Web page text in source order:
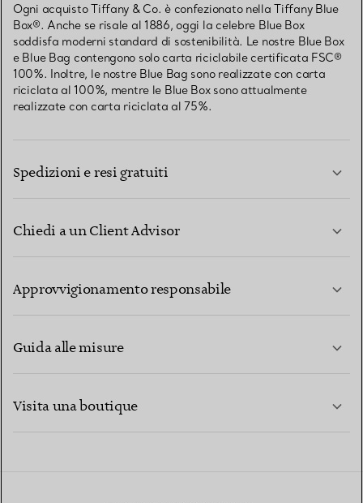
Ogni acquisto Tiffany & Co. è confezionato nella Tiffany Blue
Box®. Anche se risale al 1886, oggi la celebre Blue Box
soddisfa moderni standard di sostenibilità. Le nostre Blue Box
e Blue Bag contengono solo carta riciclabile certificata FSC®
100%. Inoltre, le nostre Blue Bag sono realizzate con carta
riciclata al 100%, mentre le Blue Box sono attualmente
realizzate con carta riciclata al 75%.
Spedizioni e resi gratuiti
Chiedi a un Client Advisor
Approvvigionamento responsabile
Guida alle misure
Visita una boutique